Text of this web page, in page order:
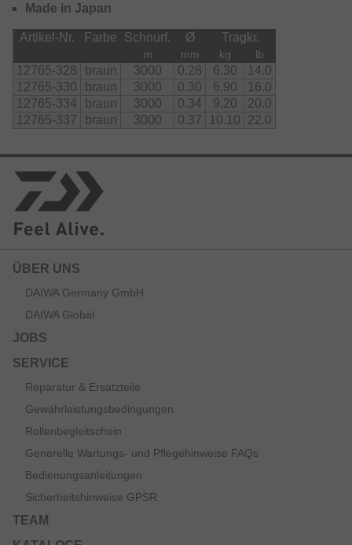
Made in Japan
Artikel-Nr. Farbe Schnurf. Ø Tragkr.
m mm kg lb
12765-328 braun 3000 0.28 6.30
14.0
12765-330
braun 3000 0.30 6.90
16.0
12765-334
braun 3000 0.34 9.20
20.0
12765-337
braun 3000 0.37 10.10 22.0
ÜBER UNS
DAIWA Germany GmbH
DAIWA Global
JOBS
SERVICE
Reparatur & Ersatzteile
Gewährleistungsbedingungen
Rollenbegleitschein
Generelle Wartungs- und Pflegehinweise FAQs
Bedienungsanleitungen
Sicherheitshinweise GPSR
TEAM